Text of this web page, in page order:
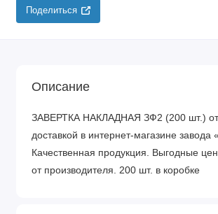
Поделиться
Описание
ЗАВЕРТКА НАКЛАДНАЯ ЗФ2 (200 шт.) от
доставкой в интернет-магазине завода
Качественная продукция. Выгодные
от производителя. 200 шт. в коробке